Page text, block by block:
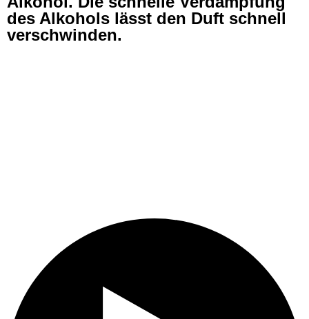
des Alkohols lässt den Duft schnell
verschwinden.